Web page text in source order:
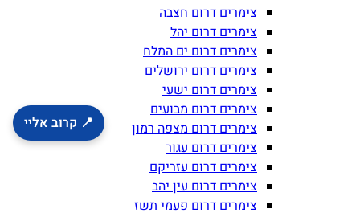
צימרים דרום חצבה
צימרים דרום יהל
צימרים דרום ים המלח
צימרים דרום ירושלים
צימרים דרום ישעי
צימרים דרום מבועים
צימרים דרום מצפה רמון
צימרים דרום עגור
צימרים דרום עזריקם
צימרים דרום עין יהב
צימרים דרום פעמי תשז
📍 קרוב אליי